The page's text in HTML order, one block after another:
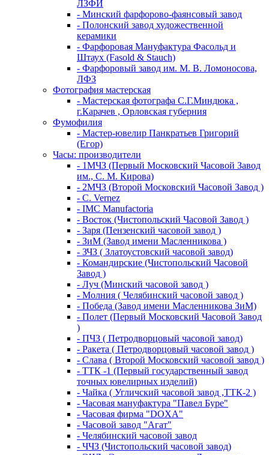
ЛЗФИ
- Минский фарфорово-фаянсовый завод
- Полонский завод художественной
керамики
- Фарфоровая Мануфактура Фасольд и
Штаух (Fasold & Stauch)
- Фарфоровый завод им. М. В. Ломоносова,
ЛФЗ
Фотография мастерская
- Мастерская фотографа С.Г.Миндюка ,
г.Карачев , Орловская губерния
Фумофилия
- Мастер-ювелир Панкратьев Григорий
(Егор)
Часы: производители
- 1МЧЗ (Первый Московский Часовой Завод
им., С. М. Кирова)
- 2МЧЗ (Второй Московский Часовой Завод )
- C. Vernez
- IMC Manufactoria
- Восток (Чистопольский Часовой Завод )
- Заря (Пензенский часовой завод )
- ЗиМ (Завод имени Масленникова )
- ЗЧЗ ( Златоустовский часовой завод)
- Командирские (Чистопольский Часовой
Завод )
- Луч (Минский часовой завод )
- Молния ( Челябинский часовой завод )
- Победа (Завод имени Масленникова ЗиМ)
- Полет (Первый Московский Часовой Завод
)
- ПЧЗ ( Петродворцовый часовой завод)
- Ракета ( Петродворцовый часовой завод )
- Слава ( Второй Московский часовой завод )
- ТТК -1 (Первый государственный завод
точных ювелирных изделий)
- Чайка ( Угличский часовой завод ,ТТК-2 )
- Часовая мануфактура "Павел Буре"
- Часовая фирма "DOXA"
- Часовой завод "Агат"
- Челябинский часовой завод
- ЧЧЗ (Чистопольский часовой завод)